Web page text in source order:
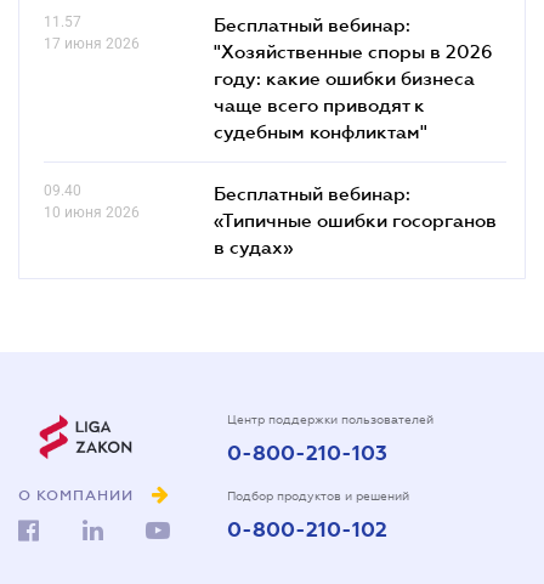
11.57
17 июня 2026
Бесплатный вебинар:
"Хозяйственные споры в 2026
году: какие ошибки бизнеса
чаще всего приводят к
судебным конфликтам"
09.40
10 июня 2026
Бесплатный вебинар:
«Типичные ошибки госорганов
в судах»
О КОМПАНИИ
Центр поддержки пользователей
0-800-210-103
Подбор продуктов и решений
0-800-210-102